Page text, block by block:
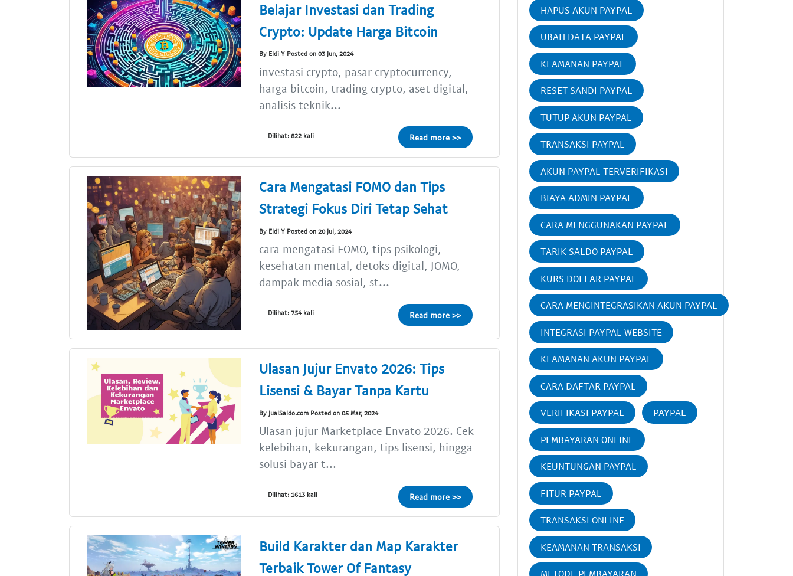
Belajar Investasi dan Trading
Crypto: Update Harga Bitcoin
By Eldi Y Posted on 03 Jun, 2024
investasi crypto, pasar cryptocurrency,
harga bitcoin, trading crypto, aset digital,
analisis teknik...
Dilihat: 822 kali Read more >>
Cara Mengatasi FOMO dan Tips
Strategi Fokus Diri Tetap Sehat
By Eldi Y Posted on 20 Jul, 2024
cara mengatasi FOMO, tips psikologi,
kesehatan mental, detoks digital, JOMO,
dampak media sosial, st...
Dilihat: 754 kali Read more >>
Ulasan Jujur Envato 2026: Tips
Lisensi & Bayar Tanpa Kartu
By JualSaldo.com Posted on 05 Mar, 2024
Ulasan jujur Marketplace Envato 2026. Cek
kelebihan, kekurangan, tips lisensi, hingga
solusi bayar t...
Dilihat: 1613 kali Read more >>
Build Karakter dan Map Karakter
Terbaik Tower Of Fantasy
HAPUS AKUN PAYPAL
UBAH DATA PAYPAL
KEAMANAN PAYPAL
RESET SANDI PAYPAL
TUTUP AKUN PAYPAL
TRANSAKSI PAYPAL
AKUN PAYPAL TERVERIFIKASI
BIAYA ADMIN PAYPAL
CARA MENGGUNAKAN PAYPAL
TARIK SALDO PAYPAL
KURS DOLLAR PAYPAL
CARA MENGINTEGRASIKAN AKUN PAYPAL
INTEGRASI PAYPAL WEBSITE
KEAMANAN AKUN PAYPAL
CARA DAFTAR PAYPAL
VERIFIKASI PAYPAL PAYPAL
PEMBAYARAN ONLINE
KEUNTUNGAN PAYPAL
FITUR PAYPAL
TRANSAKSI ONLINE
KEAMANAN TRANSAKSI